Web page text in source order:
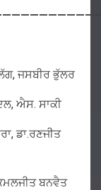
ਜਸਬੀਰ ਭੁੱਲਰ
ਐਸ. ਸਾਕੀ
ਡਾ.ਰਣਜੀਤ
ਬਨਵੈਤ